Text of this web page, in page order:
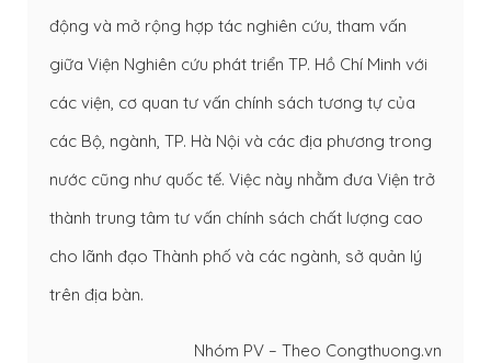
động và mở rộng hợp tác nghiên cứu, tham vấn
giữa Viện Nghiên cứu phát triển TP. Hồ Chí Minh với
các viện, cơ quan tư vấn chính sách tương tự của
các Bộ, ngành, TP. Hà Nội và các địa phương trong
nước cũng như quốc tế. Việc này nhằm đưa Viện trở
thành trung tâm tư vấn chính sách chất lượng cao
cho lãnh đạo Thành phố và các ngành, sở quản lý
trên địa bàn.
Nhóm PV – Theo Congthuong.vn